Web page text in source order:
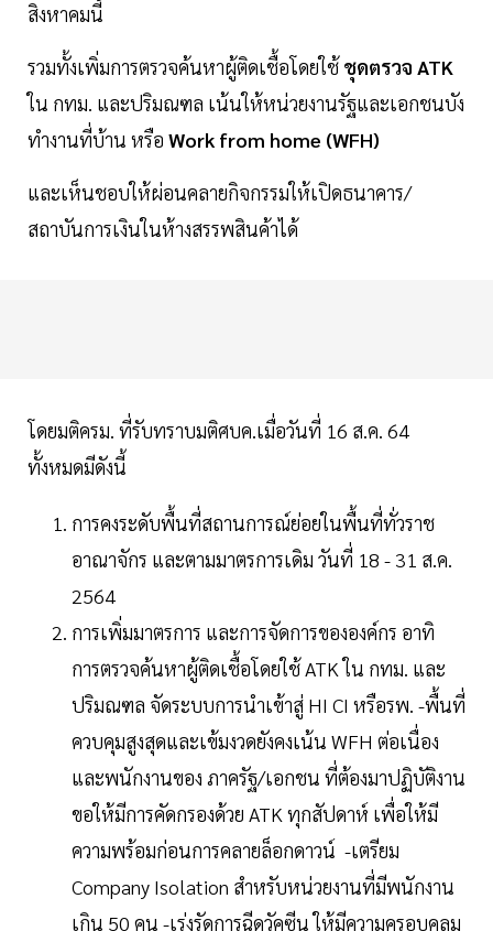
สิงหาคมนี้
รวมทั้งเพิ่มการตรวจค้นหาผู้ติดเชื้อโดยใช้ชุดตรวจ ATK
ใน กทม. และปริมณฑล เน้นให้หน่วยงานรัฐและเอกชนบัง
ทำงานที่บ้าน หรือ Work from home (WFH)
และเห็นชอบให้ผ่อนคลายกิจกรรมให้เปิดธนาคาร/
สถาบันการเงินในห้างสรรพสินค้าได้
โดยมติครม. ที่รับทราบมติศบค.เมื่อวันที่ 16 ส.ค. 64
ทั้งหมดมีดังนี้
การคงระดับพื้นที่สถานการณ์ย่อยในพื้นที่ทั่วราช
อาณาจักร และตามมาตรการเดิม วันที่ 18 - 31 ส.ค.
2564
การเพิ่มมาตรการ และการจัดการขององค์กร อาทิ
การตรวจค้นหาผู้ติดเชื้อโดยใช้ ATK ใน กทม. และ
ปริมณฑล จัดระบบการนำเข้าสู่ HI CI หรือรพ. -พื้นที่
ควบคุมสูงสุดและเข้มงวดยังคงเน้น WFH ต่อเนื่อง
และพนักงานของ ภาครัฐ/เอกชน ที่ต้องมาปฏิบัติงาน
ขอให้มีการคัดกรองด้วย ATK ทุกสัปดาห์ เพื่อให้มี
ความพร้อมก่อนการคลายล็อกดาวน์ -เตรียม
Company Isolation สำหรับหน่วยงานที่มีพนักงาน
เกิน 50 คน -เร่งรัดการฉีดวัคซีน ให้มีความครอบคลุม